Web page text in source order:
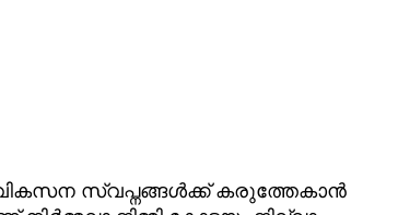
സ്വപ്നങ്ങൾക്ക് കരുത്തേകാൻ